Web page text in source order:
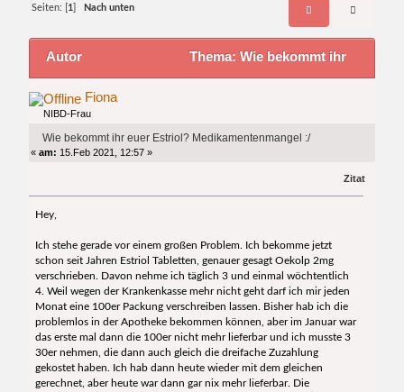
Seiten: [ 1 Nach unten
Autor Thema: Wie bekommt ihr
euer Estriol? Medikamentenmangel :/ (Gelesen
Fiona
NIBD-Frau
Wie bekommt ihr euer Estriol? Medikamentenmangel :/
«am: 15.Feb 2021, 12:57 »
Zitat
Hey,
Ich stehe gerade vor einem großen Problem. Ich bekomme jetzt
schon seit Jahren Estriol Tabletten, genauer gesagt Oekolp 2mg
verschrieben. Davon nehme ich täglich 3 und einmal wöchtentlich
4. Weil wegen der Krankenkasse mehr nicht geht darf ich mir jeden
Monat eine 100er Packung verschreiben lassen. Bisher hab ich die
problemlos in der Apotheke bekommen können, aber im Januar war
das erste mal dann die 100er nicht mehr lieferbar und ich musste 3
30er nehmen, die dann auch gleich die dreifache Zuzahlung
gekostet haben. Ich hab dann heute wieder mit dem gleichen
gerechnet, aber heute war dann gar nix mehr lieferbar. Die